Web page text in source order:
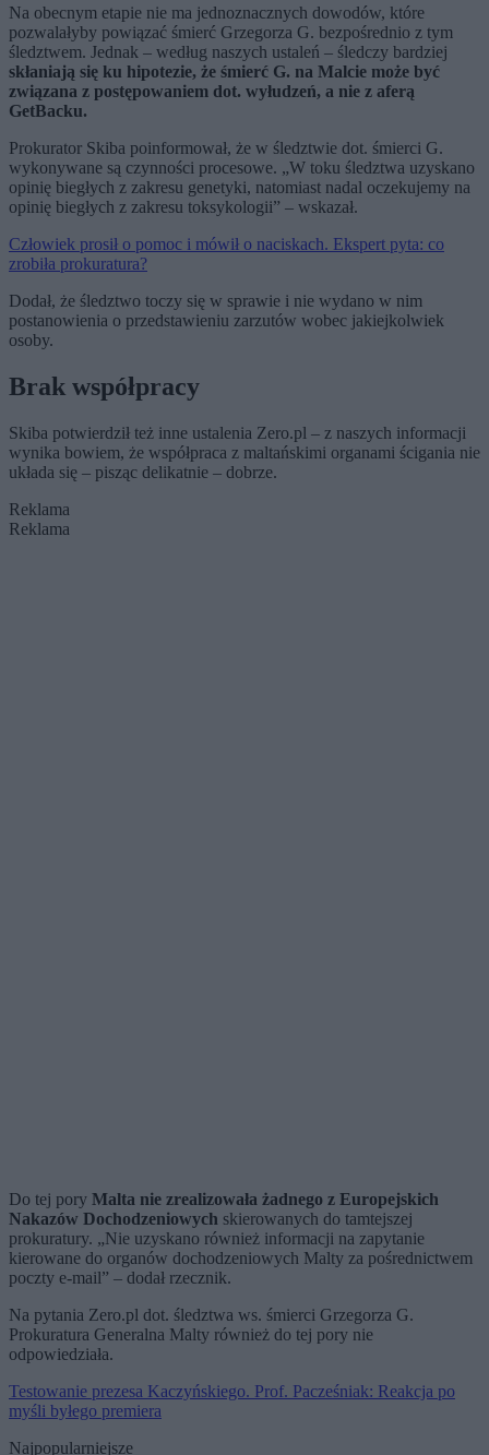
Na obecnym etapie nie ma jednoznacznych dowodów, które
pozwalałyby powiązać śmierć Grzegorza G. bezpośrednio z tym
śledztwem. Jednak – według naszych ustaleń – śledczy bardziej
skłaniają się ku hipotezie, że śmierć G. na Malcie może być
związana z postępowaniem dot. wyłudzeń, a nie z aferą
GetBacku.
Prokurator Skiba poinformował, że w śledztwie dot. śmierci G.
wykonywane są czynności procesowe. „W toku śledztwa uzyskano
opinię biegłych z zakresu genetyki, natomiast nadal oczekujemy na
opinię biegłych z zakresu toksykologii” – wskazał.
Człowiek prosił o pomoc i mówił o naciskach. Ekspert pyta: co
zrobiła prokuratura?
Dodał, że śledztwo toczy się w sprawie i nie wydano w nim
postanowienia o przedstawieniu zarzutów wobec jakiejkolwiek
osoby.
Brak współpracy
Skiba potwierdził też inne ustalenia Zero.pl – z naszych informacji
wynika bowiem, że współpraca z maltańskimi organami ścigania nie
układa się – pisząc delikatnie – dobrze.
Reklama
Reklama
Do tej pory Malta nie zrealizowała żadnego z Europejskich
Nakazów Dochodzeniowych skierowanych do tamtejszej
prokuratury. „Nie uzyskano również informacji na zapytanie
kierowane do organów dochodzeniowych Malty za pośrednictwem
poczty e-mail” – dodał rzecznik.
Na pytania Zero.pl dot. śledztwa ws. śmierci Grzegorza G.
Prokuratura Generalna Malty również do tej pory nie
odpowiedziała.
Testowanie prezesa Kaczyńskiego. Prof. Pacześniak: Reakcja po
myśli byłego premiera
Najpopularniejsze